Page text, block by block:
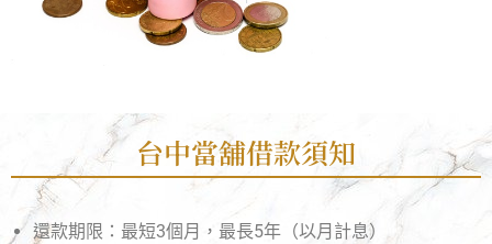
台中當舖借款須知
還款期限：最短3個月，最長5年（以月計息）